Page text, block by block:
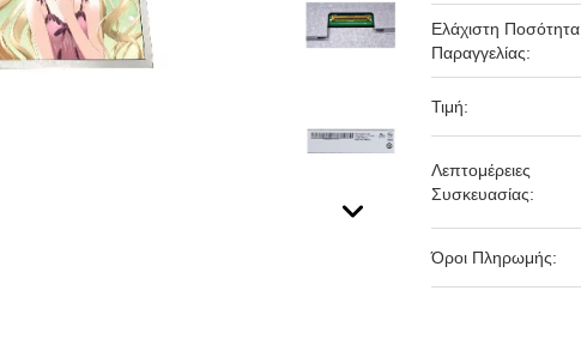
Ελάχιστη Ποσότητα
Παραγγελίας:
Τιμή:
Λεπτομέρειες
Συσκευασίας:
Όροι Πληρωμής: